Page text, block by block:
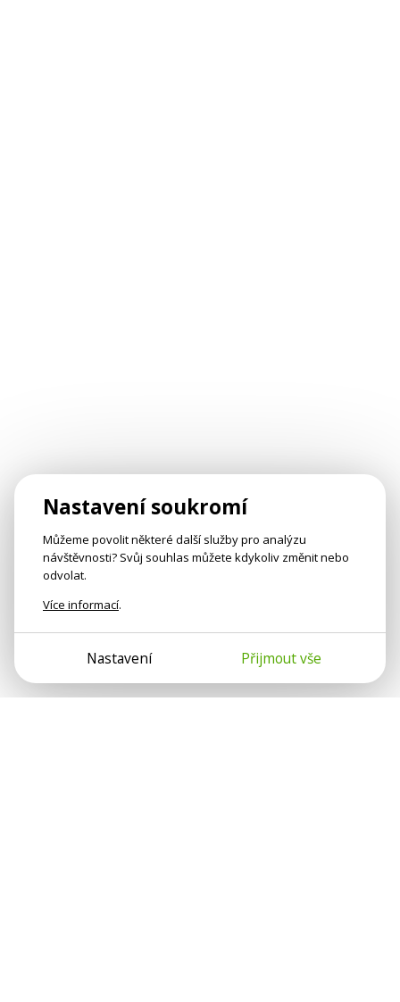
Nastavení soukromí
Můžeme povolit některé další služby pro analýzu
návštěvnosti? Svůj souhlas můžete kdykoliv změnit nebo
odvolat.
Více informací.
Nastavení Přijmout vše